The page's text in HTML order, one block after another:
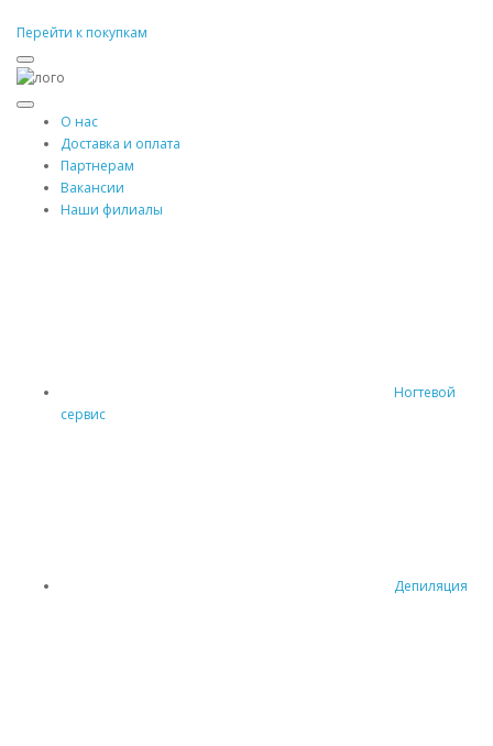
Перейти к покупкам
О нас
Доставка и оплата
Партнерам
Вакансии
Наши филиалы
Ногтевой
сервис
Депиляция